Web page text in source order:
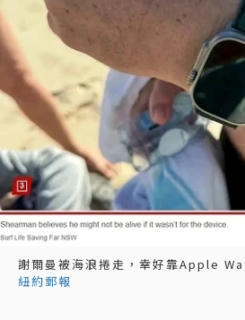
謝爾曼被海浪捲走，幸好靠Apple
紐約郵報